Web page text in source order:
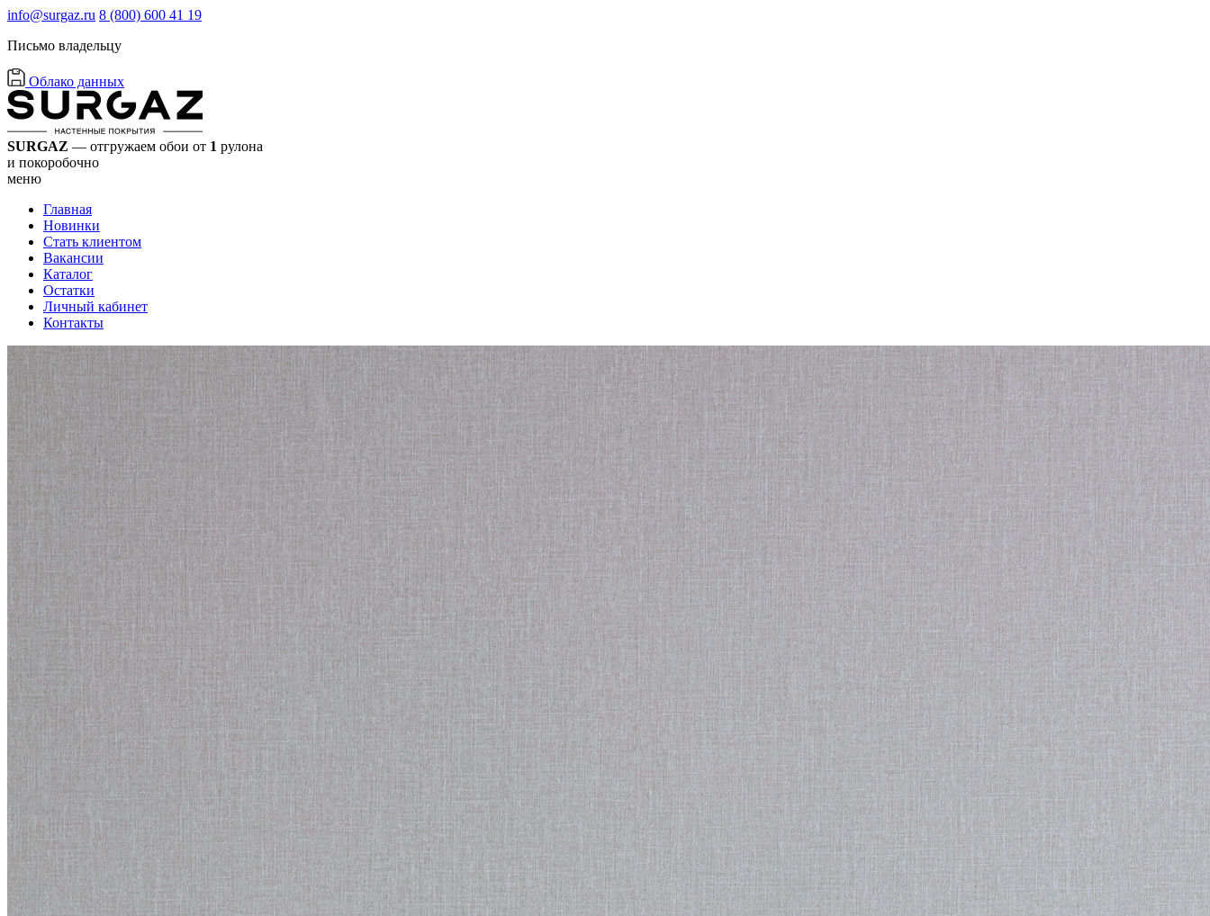
info@surgaz.ru 8 (800) 600 41 19
Письмо владельцу
Облако данных
SURGAZ — отгружаем обои от 1 рулона
и покоробочно
меню
Главная
Новинки
Стать клиентом
Вакансии
Каталог
Остатки
Личный кабинет
Контакты